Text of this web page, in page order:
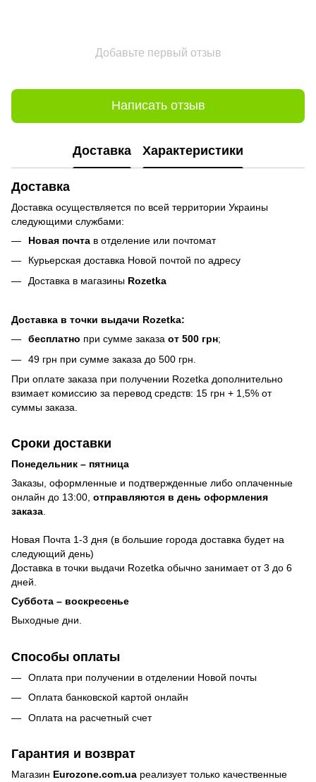
Добавьте первый отзыв
Написать отзыв
Доставка Характеристики
Доставка
Доставка осуществляется по всей территории Украины
следующими службами:
Новая почта в отделение или почтомат
Курьерская доставка Новой почтой по адресу
Доставка в магазины Rozetka
Доставка в точки выдачи Rozetka:
бесплатно при сумме заказа от 500 грн;
49 грн при сумме заказа до 500 грн.
При оплате заказа при получении Rozetka дополнительно
взимает комиссию за перевод средств: 15 грн + 1,5% от
суммы заказа.
Сроки доставки
Понедельник – пятница
Заказы, оформленные и подтвержденные либо оплаченные
онлайн до 13:00, отправляются в день оформления
заказа.
Новая Почта 1-3 дня (в большие города доставка будет на
следующий день)
Доставка в точки выдачи Rozetka обычно занимает от 3 до 6
дней.
Суббота – воскресенье
Выходные дни.
Способы оплаты
Оплата при получении в отделении Новой почты
Оплата банковской картой онлайн
Оплата на расчетный счет
Гарантия и возврат
Магазин Eurozone.com.ua реализует только качественные